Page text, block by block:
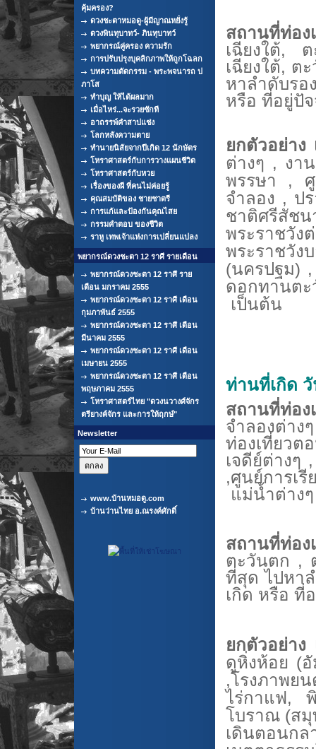
คุ้มครอง?
ดวงชะตาหมอดู-ผู้มีญาณหยั่งรู้
ดวงพินทุบาทว์- ภินทุบาทว์
พยากรณ์คู่ครอง ความรัก
การปรับปรุงบุคลิกภาพให้ถูกโฉลก
บทความตัดกรรม - พระพจนารถ ป
ภาโส
ทำบุญ ให้ได้ผลมาก
เมื่อไหร่...จะรวยซักที
อาถรรพ์คำสาปแช่ง
โลกหลังความตาย
ทำนายนิสัยจากปีเกิด 12 นักษัตร
โหราศาสตร์กับการวางแผนชีวิต
โหราศาสตร์กับหวย
เรื่องของผี ที่คนไม่ค่อยรู้
คุณสมบัติของ ชายชาตรี
การแก้และป้องกันคุณไสย
กรรมคำตอบ ของชีวิต
ราหู เทพเจ้าแห่งการเปลี่ยนแปลง
พยากรณ์ดวงชะตา 12 ราศี รายเดือน
พยากรณ์ดวงชะตา 12 ราศี ราย
เดือน มกราคม 2555
พยากรณ์ดวงชะตา 12 ราศี เดือน
กุมภาพันธ์ 2555
พยากรณ์ดวงชะตา 12 ราศี เดือน
มีนาคม 2555
พยากรณ์ดวงชะตา 12 ราศี เดือน
เมษายน 2555
พยากรณ์ดวงชะตา 12 ราศี เดือน
พฤษภาคม 2555
โหราศาสตร์ไทย "ดวงนวางศ์จักร
ตรียางค์จักร และการให้ฤกษ์"
Newsletter
www.บ้านหมอดู.com
บ้านว่านไทย อ.ณรงค์ศักดิ์
สถานที่ท่อง
เฉียงใต้,
เฉียงใต้, ต
หาลำดับร
หรือ ที่อยู่ปั
ยกตัวอย่า
ต่างๆ , งา
พรรษา , ศู
จำลอง , ป
ชาติศรีสัชน
พระราชวัง
พระราช
(นครปฐม)
ดอกทานต
เป็นต้น
ท่านที่เกิด
สถานที่ท่อง
จำลองต่า
ท่องเที่ยวต
เจดีย์ต่างๆ
,ศูนย์การเ
แม่น้ำต่าง
สถานที่ท่อ
ตะวันตก ,
ที่สุด ไปหา
เกิด หรือ ที่
ยกตัวอย่า
ดูหิ่งห้อย (
,โรงภาพย
ไร่กาแฟ,
โบราณ (สมุ
เดินตอนกล